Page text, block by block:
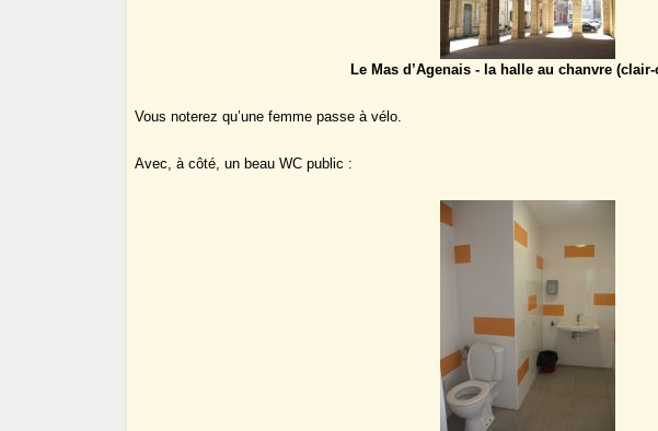
Le Mas d’Agenais - la halle au chanvre
Vous noterez qu’une femme passe à vélo.
Avec, à côté, un beau WC public :